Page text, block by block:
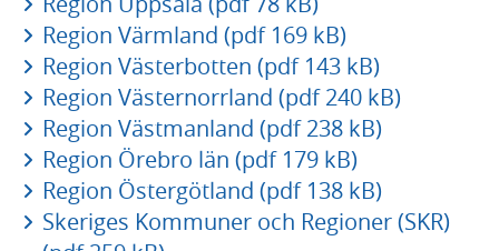
Region Värmland (pdf 169 kB)
Region Västerbotten (pdf 143 kB)
Region Västernorrland (pdf 240 kB)
Region Västmanland (pdf 238 kB)
Region Örebro län (pdf 179 kB)
Region Östergötland (pdf 138 kB)
Skeriges Kommuner och Regioner (SKR)